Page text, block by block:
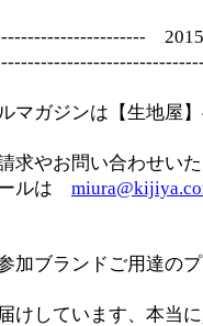
マガジンは【生地屋
求やお問い合わせい
ールは
加ブランドご用達の
けしています、本当